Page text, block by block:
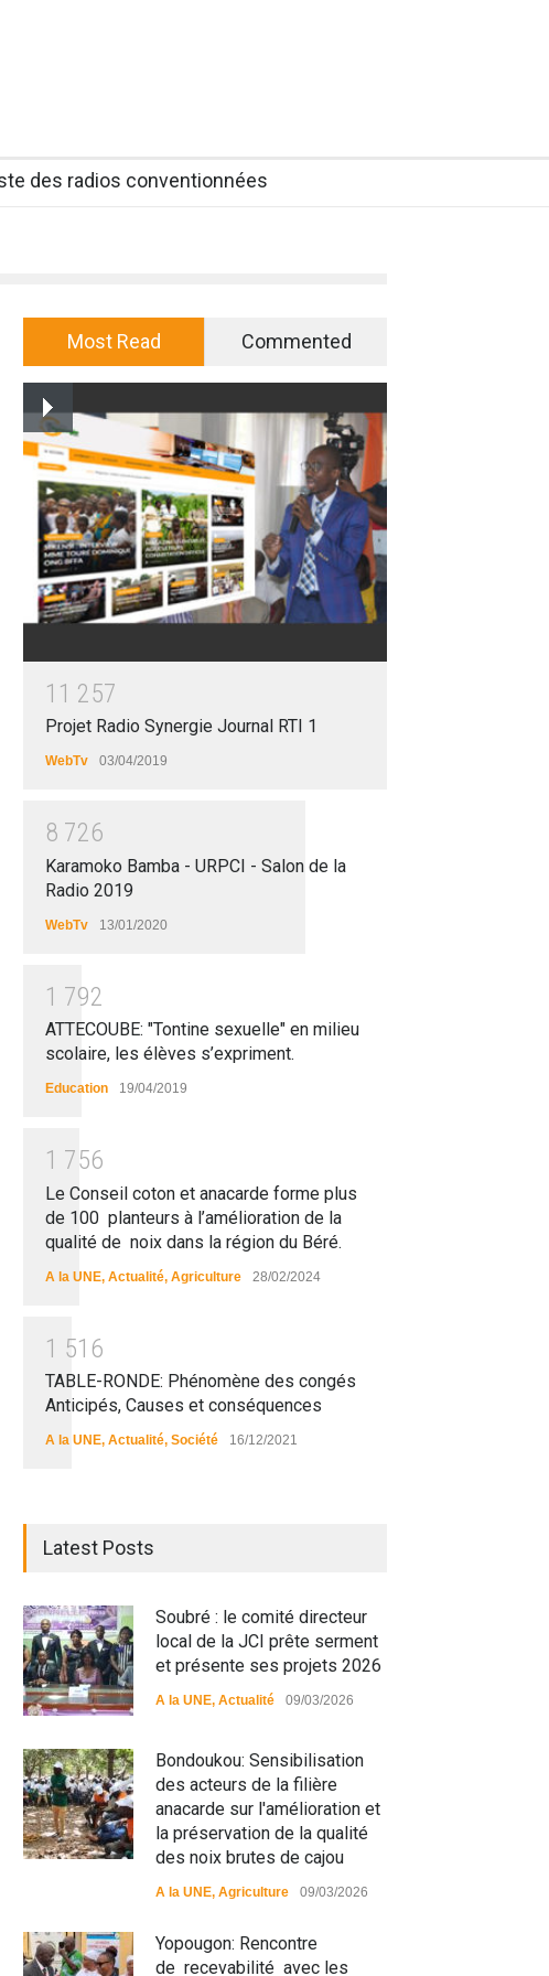
des radios conventionnées
Most Read Commented
1 1 257
Projet Radio Synergie Journal RTI 1
WebTv 03/04/2019
8 726
Karamoko Bamba - URPCI - Salon de la
Radio 2019
WebTv 13/01/2020
1 792
ATTECOUBE: "Tontine sexuelle" en milieu
scolaire, les élèves s’expriment.
Education 19/04/2019
1 756
Le Conseil coton et anacarde forme plus
de 100 planteurs à l’amélioration de la
qualité de noix dans la région du Béré.
A la UNE, Actualité, Agriculture 28/02/2024
1 51 6
TABLE-RONDE: Phénomène des congés
Anticipés, Causes et conséquences
A la UNE, Actualité, Société 16/12/2021
Latest Posts
Soubré : le comité directeur
local de la JCI prête serment
et présente ses projets 2026
A la UNE, Actualité 09/03/2026
Bondoukou: Sensibilisation
des acteurs de la filière
anacarde sur l'amélioration et
la préservation de la qualité
des noix brutes de cajou
A la UNE, Agriculture 09/03/2026
Yopougon: Rencontre
de recevabilité avec les